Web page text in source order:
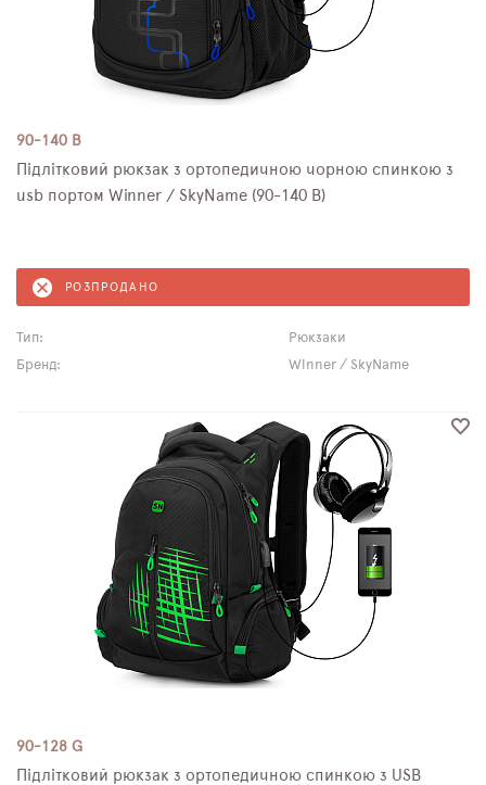
90-140 B
Підлітковий рюкзак з ортопедичною чорною спинкою з
usb портом Winner / SkyName (90-140 B)
РОЗПРОДАНО
Тип:
Рюкзаки
Бренд:
Winner / SkyName
90-128 G
Підлітковий рюкзак з ортопедичною спинкою з USB